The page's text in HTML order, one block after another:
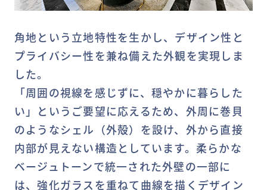
角地という立地特性を生かし、デザイン性と
プライバシー性を兼ね備えた外観を実現しま
した。
「周囲の視線を感じずに、穏やかに暮らした
い」というご要望に応えるため、外周に巻貝
のようなシェル（外殻）を設け、外から直接
内部が見えない構造としています。柔らかな
ベージュトーンで統一された外壁の一部に
は、強化ガラスを重ねて曲線を描くデザイン
MY DECKページで確認する